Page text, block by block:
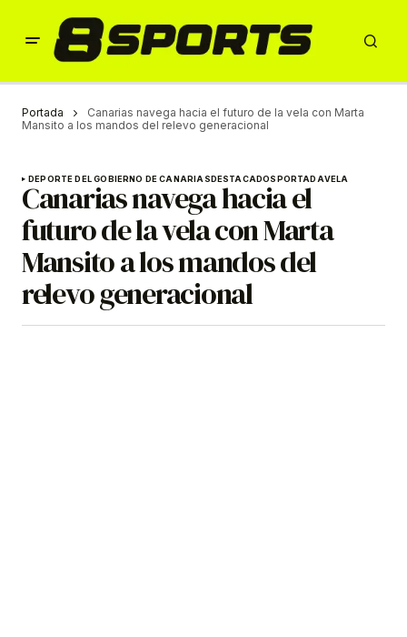
Portada
Canarias navega hacia el futuro de la vela con Marta
Mansito a los mandos del relevo generacional
DEPORTE DEL GOBIERNO DE CANARIASDESTACADOSPORTADAVELA
Canarias navega hacia el
futuro de la vela con Marta
Mansito a los mandos del
relevo generacional